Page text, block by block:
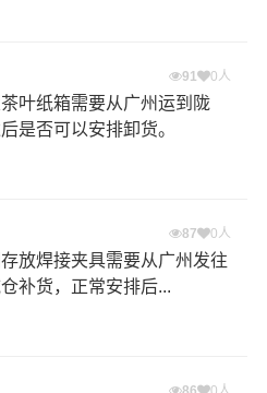
91 0人
叶纸箱需要从广州运到陇
是否可以安排卸货。
87 0人
放焊接夹具需要从广州发往
补货，正常安排后...